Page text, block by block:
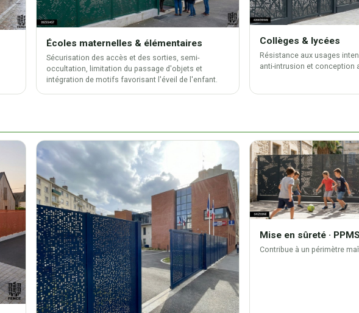
Écoles maternelles & élémentaires
Sécurisation des accès et des sorties, semi-
occultation, limitation du passage d'objets et
intégration de motifs favorisant l'éveil de l'enfant.
Collèges & lycées
Résistance aux usages
anti-intrusion et conception
Mise en sûreté · PPMS
Contribue à un périmètre